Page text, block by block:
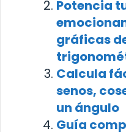
Potencia
gráficas
Calcula
senos,
un ángulo
Guía